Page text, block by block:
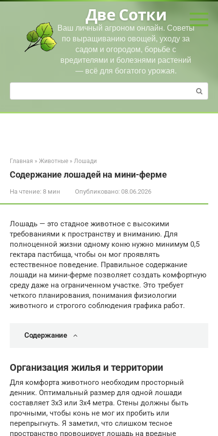
Перейти
Две Сотки
Ваш личный агроном онлайн. Советы
по выращиванию овощей, уходу за
садом и огородом, борьбе с
вредителями и болезнями растений
— всё для богатого урожая.
Поиск:
Главная » Животные » Лошади
Содержание лошадей на мини-ферме
На чтение: 8 мин Опубликовано: 08.06.2026
Лошадь — это стадное животное с высокими
требованиями к пространству и вниманию. Для
полноценной жизни одному коню нужно минимум 0,5
гектара пастбища, чтобы он мог проявлять
естественное поведение. Правильное содержание
лошади на мини-ферме позволяет создать комфортную
среду даже на ограниченном участке. Это требует
четкого планирования, понимания физиологии
животного и строгого соблюдения графика работ.
Содержание
Организация жилья и территории
Для комфорта животного необходим просторный
денник. Оптимальный размер для одной лошади
составляет 3х3 или 3х4 метра. Стены должны быть
прочными, чтобы конь не мог их пробить или
перепрыгнуть. Я заметил, что слишком тесное
пространство провоцирует лошадь на вредные